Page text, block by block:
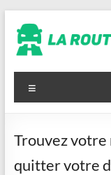
contenu
La
route
en
toute
Trouvez
quitter votre